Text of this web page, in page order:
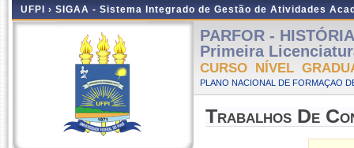
UFPI › SIGAA - Sistema Integrado de Gestão de Atividades
PARFOR -
Primeira
CURSO NÍVEL
PLANO NACIONAL DE FORMAÇAO
Trabalhos De